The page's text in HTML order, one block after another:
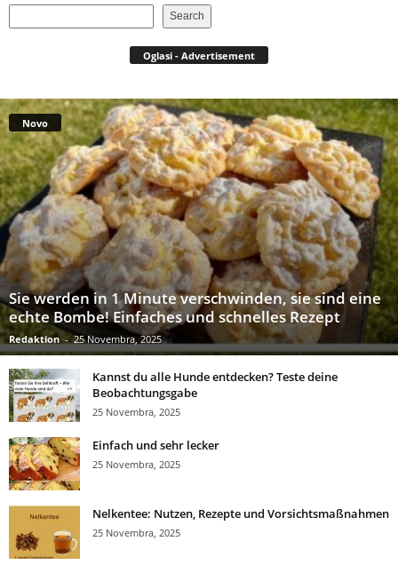
Search
Oglasi - Advertisement
Novo
Sie werden in 1 Minute verschwinden, sie sind eine
echte Bombe! Einfaches und schnelles Rezept
Redaktion - 25 Novembra, 2025
Kannst du alle Hunde entdecken? Teste deine
Beobachtungsgabe
25 Novembra, 2025
Einfach und sehr lecker
25 Novembra, 2025
Nelkentee: Nutzen, Rezepte und Vorsichtsmaßnahmen
25 Novembra, 2025